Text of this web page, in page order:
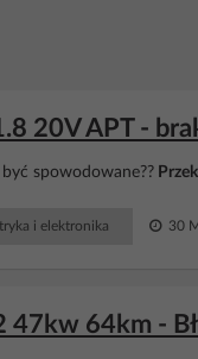
20V APT -
spowodowane??
i elektronika 30
47kw 64km -